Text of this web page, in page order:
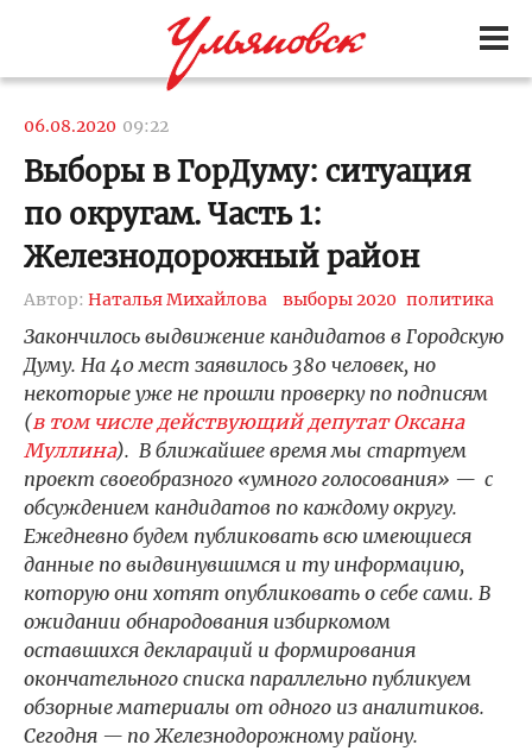
06.08.2020 09:22
Выборы в ГорДуму: ситуация
по округам. Часть 1:
Железнодорожный район
Автор: Наталья Михайлова выборы 2020 политика
Закончилось выдвижение кандидатов в Городскую
Думу. На 40 мест заявилось 380 человек, но
некоторые уже не прошли проверку по подписям
(в том числе действующий депутат Оксана
Муллина). В ближайшее время мы стартуем
проект своеобразного «умного голосования» — с
обсуждением кандидатов по каждому округу.
Ежедневно будем публиковать всю имеющиеся
данные по выдвинувшимся и ту информацию,
которую они хотят опубликовать о себе сами. В
ожидании обнародования избиркомом
оставшихся деклараций и формирования
окончательного списка параллельно публикуем
обзорные материалы от одного из аналитиков.
Сегодня — по Железнодорожному району.